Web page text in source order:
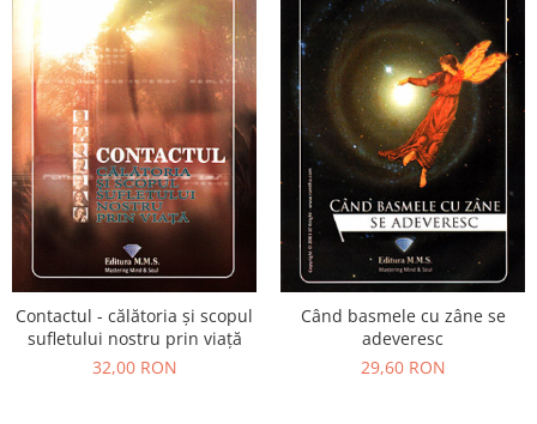
Contactul - călătoria şi scopul
sufletului nostru prin viaţă
32,00 RON
Când basmele cu zâne se
adeveresc
29,60 RON